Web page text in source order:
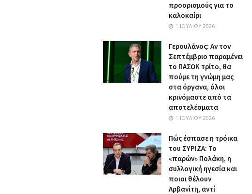
προορισμούς για το
καλοκαίρι
1 ΙΟΥΛΊΟΥ 2026
Γερουλάνος: Αν τον
Σεπτέμβριο παραμένει
το ΠΑΣΟΚ τρίτο, θα
πούμε τη γνώμη μας
στα όργανα, όλοι
κρινόμαστε από τα
αποτελέσματα
1 ΙΟΥΛΊΟΥ 2026
Πώς έσπασε η τρόικα
του ΣΥΡΙΖΑ: Το
«παρών» Πολάκη, η
συλλογική ηγεσία και
ποιοι θέλουν
Αρβανίτη, αντί